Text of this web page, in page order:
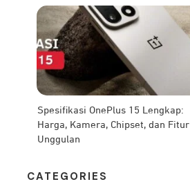
Spesifikasi OnePlus 15 Lengkap:
Harga, Kamera, Chipset, dan Fitur
Unggulan
CATEG ORIES